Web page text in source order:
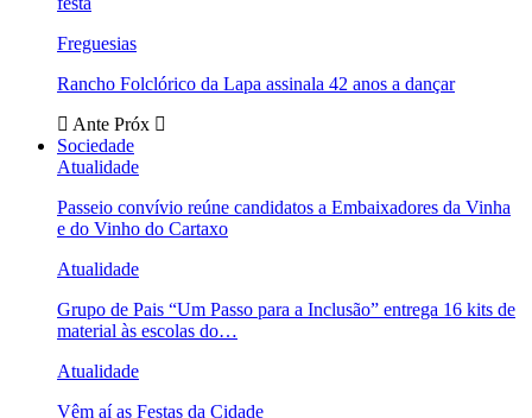
Freguesias
Rancho Folclórico da Lapa assinala 42 anos a dançar
Ante Próx
Sociedade
Atualidade
Passeio convívio reúne candidatos a Embaixadores da Vinha
e do Vinho do Cartaxo
Atualidade
Grupo de Pais “Um Passo para a Inclusão” entrega 16 kits de
material às escolas do…
Atualidade
Vêm aí as Festas da Cidade